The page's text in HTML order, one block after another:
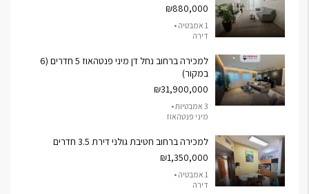
₪880,000
1 אמבטיה •
דירה
למכירה ברחוב נחל דן מיני פנטהאוז 5 חדרים (6
במקור)
₪31,900,000
3 אמבטיות •
מיני פנטהאוז
למכירה ברחוב חטיבת גולני דירת 3.5 חדרים
₪1,350,000
1 אמבטיה •
דירה